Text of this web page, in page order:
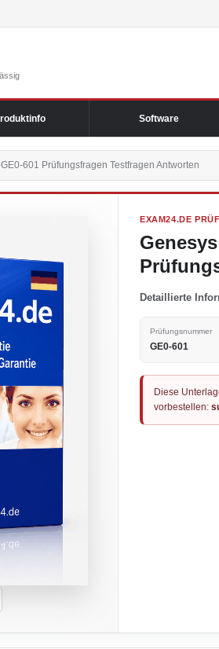
Software
GE0-601 Prüfungsfragen Testfragen Antworten
EXAM24.DE
Detaillierte
Prüfungsnummer
GE0-601
Diese
vorbestellen: